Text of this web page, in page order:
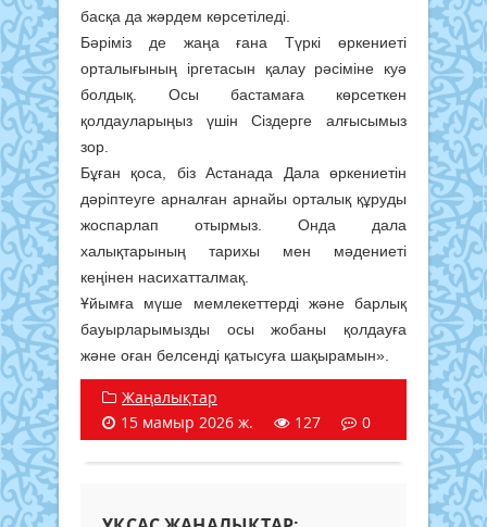
басқа да жәрдем көрсетіледі.
Бәріміз де жаңа ғана Түркі өркениеті
орталығының іргетасын қалау рәсіміне куә
болдық. Осы бастамаға көрсеткен
қолдауларыңыз үшін Сіздерге алғысымыз
зор.
Бұған қоса, біз Астанада Дала өркениетін
дәріптеуге арналған арнайы орталық құруды
жоспарлап отырмыз. Онда дала
халықтарының тарихы мен мәдениеті
кеңінен насихатталмақ.
Ұйымға мүше мемлекеттерді және барлық
бауырларымызды осы жобаны қолдауға
және оған белсенді қатысуға шақырамын».
Жаңалықтар
15 мамыр 2026 ж.
127 0